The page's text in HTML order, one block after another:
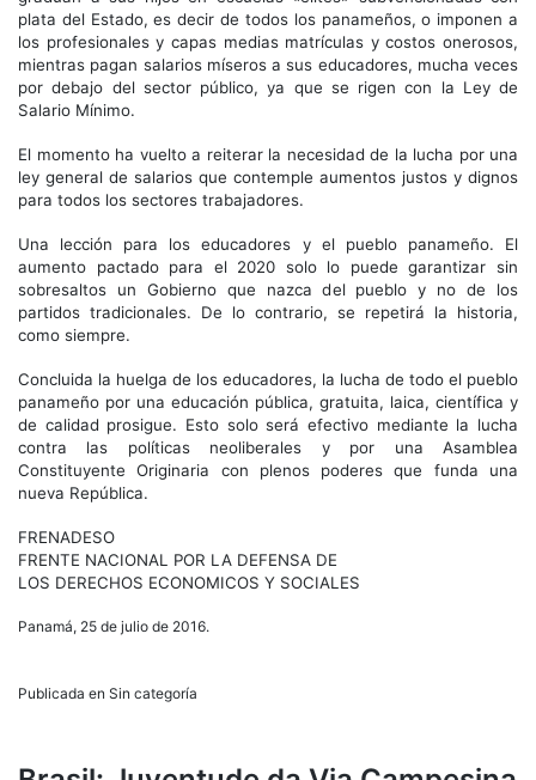
plata del Estado, es decir de todos los panameños, o imponen a
los profesionales y capas medias matrículas y costos onerosos,
mientras pagan salarios míseros a sus educadores, mucha veces
por debajo del sector público, ya que se rigen con la Ley de
Salario Mínimo.
El momento ha vuelto a reiterar la necesidad de la lucha por una
ley general de salarios que contemple aumentos justos y dignos
para todos los sectores trabajadores.
Una lección para los educadores y el pueblo panameño. El
aumento pactado para el 2020 solo lo puede garantizar sin
sobresaltos un Gobierno que nazca del pueblo y no de los
partidos tradicionales. De lo contrario, se repetirá la historia,
como siempre.
Concluida la huelga de los educadores, la lucha de todo el pueblo
panameño por una educación pública, gratuita, laica, científica y
de calidad prosigue. Esto solo será efectivo mediante la lucha
contra las políticas neoliberales y por una Asamblea
Constituyente Originaria con plenos poderes que funda una
nueva República.
FRENADESO
FRENTE NACIONAL POR LA DEFENSA DE
LOS DERECHOS ECONOMICOS Y SOCIALES
Panamá, 25 de julio de 2016.
Publicada en Sin categoría